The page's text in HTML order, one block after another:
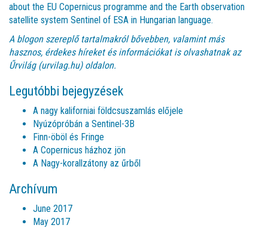
about the EU Copernicus programme and the Earth observation
satellite system Sentinel of ESA in Hungarian language.
A blogon szereplő tartalmakról bővebben, valamint más
hasznos, érdekes híreket és információkat is olvashatnak az
Űrvilág (urvilag.hu)oldalon.
Legutóbbi bejegyzések
A nagy kaliforniai földcsuszamlás előjele
Nyúzópróbán a Sentinel-3B
Finn-öböl és Fringe
A Copernicus házhoz jön
A Nagy-korallzátony az űrből
Archívum
June 2017
May 2017